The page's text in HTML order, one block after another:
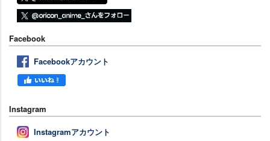
Facebook
Facebookアカウント
Instagram
Instagramアカウント